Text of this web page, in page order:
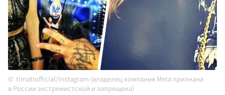
timatiofficial/Instagram (владелец компания Meta признана
в России экстремистской и запрещена)